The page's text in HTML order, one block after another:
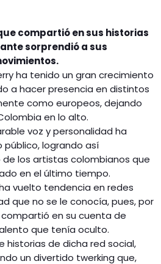
compartió en sus historias
sorprendió a sus
ha tenido un gran crecimiento
a hacer presencia en distintos
como europeos, dejando
en lo alto.
voz y personalidad ha
logrando así
los artistas colombianos que
en el último tiempo.
vuelto tendencia en redes
que no se le conocía, pues, por
en su cuenta de
que tenía oculto.
historias de dicha red social,
un divertido twerking que,